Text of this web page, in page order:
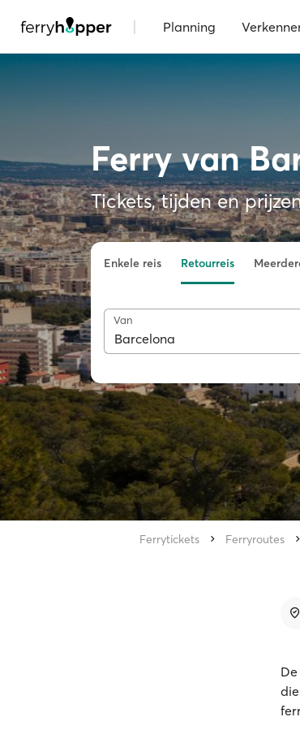
| Planning
Ferry van
Tickets, tijden en
Enkele reis Retourreis
Van
Ferrytickets Ferryroutes